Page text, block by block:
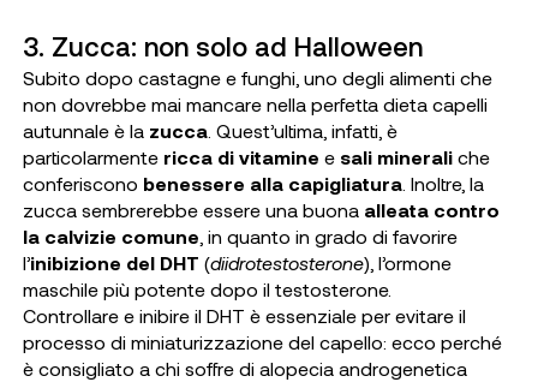
3. Zucca: non solo ad Halloween
Subito dopo castagne e funghi, uno degli alimenti che
non dovrebbe mai mancare nella perfetta dieta capelli
autunnale è la zucca. Quest’ultima, infatti, è
particolarmentericca di vitamine e sali mineraliche
conferiscono benessere alla capigliatura. Inoltre, la
zucca sembrerebbe essere una buona alleata contro
la calvizie comune , in quanto in grado di favorire
l’inibizione del DHT (diidrotestosterone), l’ormone
maschile più potente dopo il testosterone.
Controllare e inibire il DHT è essenziale per evitare il
processo di miniaturizzazione del capello: ecco perché
è consigliato a chi soffre di alopecia androgenetica